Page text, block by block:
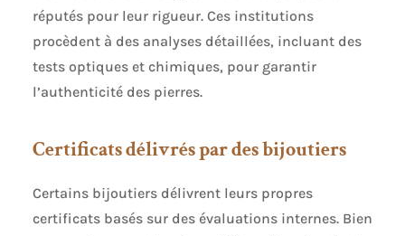
réputés pour leur rigueur. Ces institutions
procèdent à des analyses détaillées, incluant des
tests optiques et chimiques, pour garantir
l’authenticité des pierres.
Certificats délivrés par des bijoutiers
Certains bijoutiers délivrent leurs propres
certificats basés sur des évaluations internes. Bien